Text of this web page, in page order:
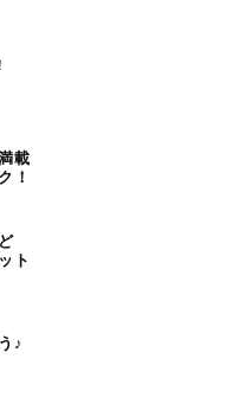
載
！
ト
♪